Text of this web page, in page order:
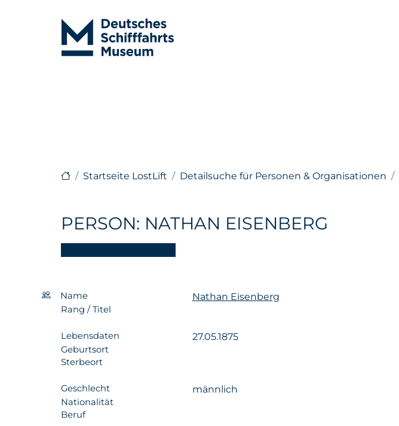
Startseite LostLift Detailsuche für Personen & Organisationen
PERSON: NATHAN EISENBERG
Name Nathan Eisenberg
Rang / Titel
Lebensdaten 27.05.1875
Geburtsort
Sterbeort
Geschlecht männlich
Nationalität
Beruf